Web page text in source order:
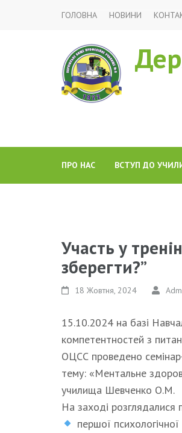
ГОЛОВНА НОВИНИ
ПРО НАС ВСТУП ДО
Участь у
зберегти?”
18 Жовтня, 2024
15.10.2024 на базі
компетентностей з
ОЦСС проведено
тему: «Ментальне
училища Шевченко О.М.
На заході
першої